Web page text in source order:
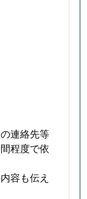
連絡先等
程度で依
容も伝え